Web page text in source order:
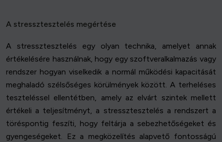
A stressztesztelés megértése
A stressztesztelés egy olyan technika, amelyet annak
értékelésére használnak, hogy egy szoftveralkalmazás vagy
rendszer hogyan viselkedik a normál működési kapacitását
meghaladó szélsőséges körülmények között. A terheléses
teszteléssel ellentétben, amely az elvárt szintek mellett
értékeli a teljesítményt, a stressztesztelés a rendszert a
töréspontig feszíti, hogy feltárja a sebezhetőségeket és
gyengeségeket. Ez a megközelítés alapvető fontosságú